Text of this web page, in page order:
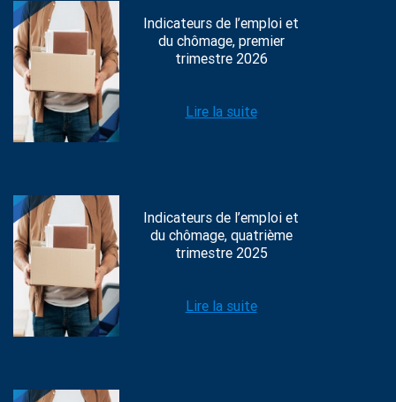
Indicateurs de l’emploi et
du chômage, premier
trimestre 2026
Lire la suite
Indicateurs de l’emploi et
du chômage, quatrième
trimestre 2025
Lire la suite